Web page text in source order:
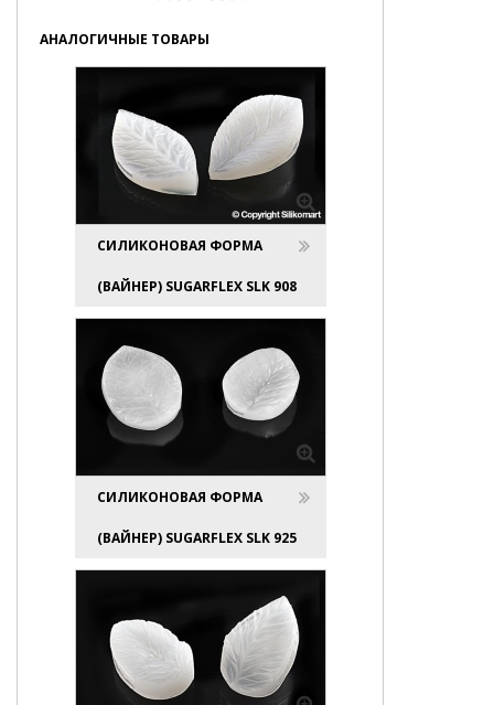
АНАЛОГИЧНЫЕ ТОВАРЫ
СИЛИКОНОВАЯ ФОРМА
(ВАЙНЕР) SUGARFLEX SLK 908
СИЛИКОНОВАЯ ФОРМА
(ВАЙНЕР) SUGARFLEX SLK 925